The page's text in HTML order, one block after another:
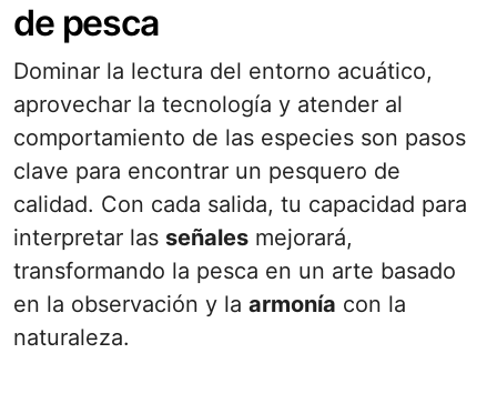
de pesca
Dominar la lectura del entorno acuático,
aprovechar la tecnología y atender al
comportamiento de las especies son pasos
clave para encontrar un pesquero de
calidad. Con cada salida, tu capacidad para
interpretar las señales mejorará,
transformando la pesca en un arte basado
en la observación y la armonía con la
naturaleza.